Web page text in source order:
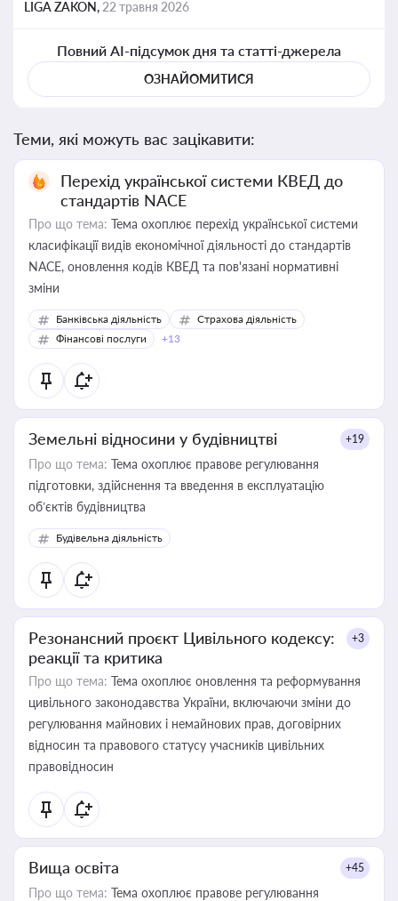
LIGA ZAKON, 22 травня 2026
Повний AI-підсумок дня та статті-джерела
ОЗНАЙОМИТИСЯ
Теми, які можуть вас зацікавити:
Перехід української системи КВЕД до
стандартів NACE
Про що тема: Тема охоплює перехід української системи
класифікації видів економічної діяльності до стандартів
NACE, оновлення кодів КВЕД та пов'язані нормативні
зміни
Банківська діяльність
Страхова діяльність
Фінансові послуги
+13
Земельні відносини у будівництві +19
Про що тема: Тема охоплює правове регулювання
підготовки, здійснення та введення в експлуатацію
об’єктів будівництва
Будівельна діяльність
Резонансний проєкт Цивільного кодексу:
реакції та критика
+3
Про що тема: Тема охоплює оновлення та реформування
цивільного законодавства України, включаючи зміни до
регулювання майнових і немайнових прав, договірних
відносин та правового статусу учасників цивільних
правовідносин
Вища освіта +45
Про що тема: Тема охоплює правове регулювання